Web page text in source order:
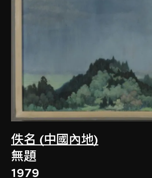
佚名 (中國內地)
無題
1979